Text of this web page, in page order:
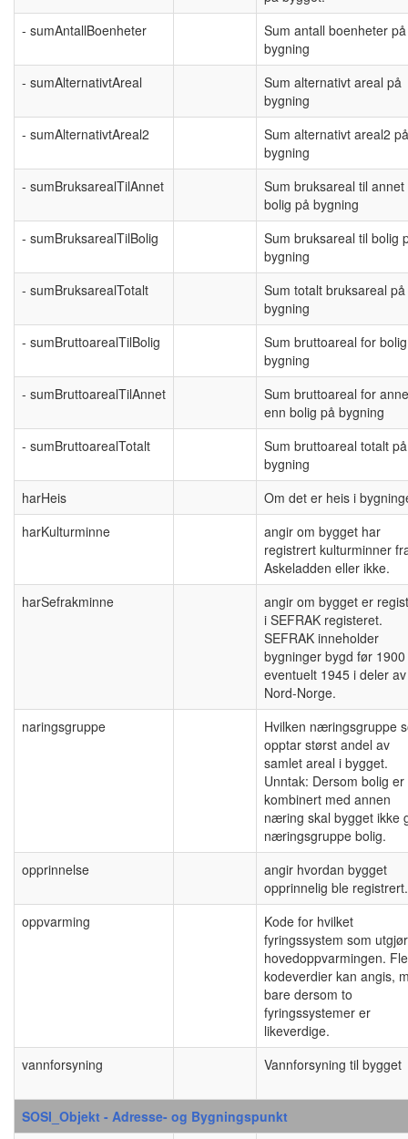
- sumAntallBoenheter
Sum antall boenheter på
bygning
- sumAlternativtAreal
Sum alternativt areal på
bygning
- sumAlternativtAreal2
Sum alternativt areal2 på
bygning
- sumBruksarealTilAnnet
Sum bruksareal til annet
bolig på bygning
- sumBruksarealTilBolig
Sum bruksareal til bolig
bygning
- sumBruksarealTotalt
Sum totalt bruksareal på
bygning
- sumBruttoarealTilBolig
Sum bruttoareal for
bygning
- sumBruttoarealTilAnnet
Sum bruttoareal for
enn bolig på bygning
- sumBruttoarealTotalt
Sum bruttoareal totalt på
bygning
harHeis
Om det er heis i
harKulturminne
angir om bygget har
registrert kulturminner
Askeladden eller ikke.
harSefrakminne
angir om bygget er
i SEFRAK registeret.
SEFRAK inneholder
bygninger bygd før 1900
eventuelt 1945 i deler av
Nord-Norge.
naringsgruppe
Hvilken næringsgruppe
opptar størst andel av
samlet areal i bygget.
Unntak: Dersom bolig er
kombinert med annen
næring skal bygget ikke
næringsgruppe bolig.
opprinnelse
angir hvordan bygget
opprinnelig ble registrert.
oppvarming
Kode for hvilket
fyringssystem som utgjør
hovedoppvarmingen.
kodeverdier kan angis,
bare dersom to
fyringssystemer er
likeverdige.
vannforsyning
Vannforsyning til bygget
SOSI_Objekt - Adresse- og Bygningspunkt